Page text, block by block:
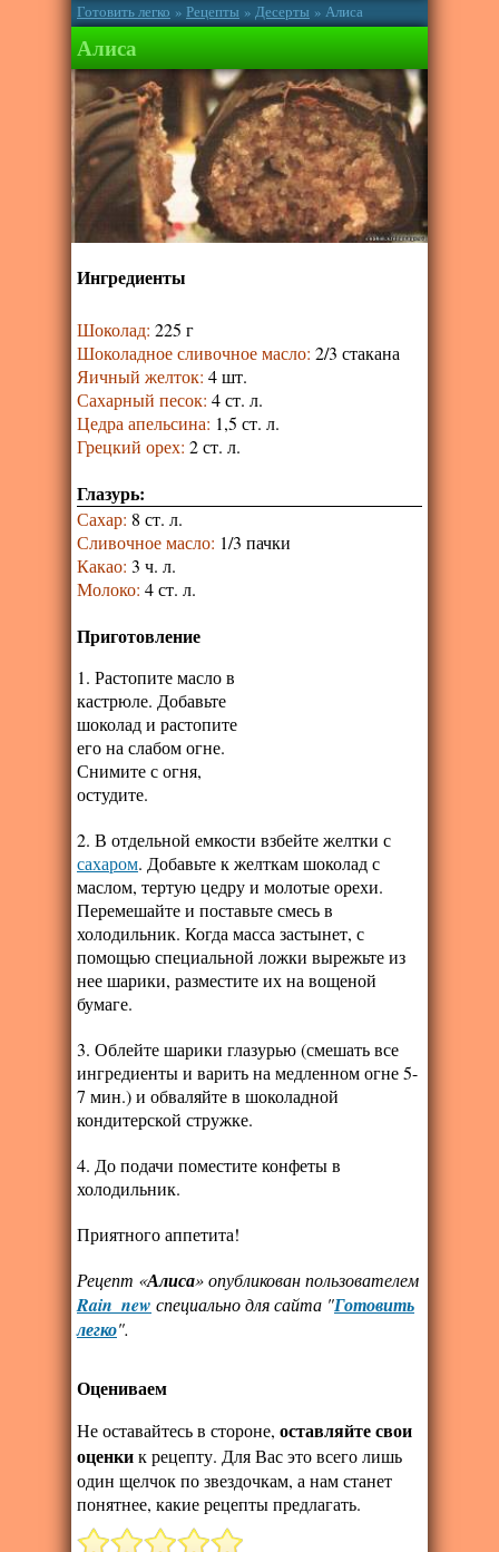
Готовить легко » Рецепты » Десерты » Алиса
Алиса
Ингредиенты
Шоколад: 225 г
Шоколадное сливочное масло: 2/3 стакана
Яичный желток: 4 шт.
Сахарный песок: 4 ст. л.
Цедра апельсина: 1,5 ст. л.
Грецкий орех: 2 ст. л.
Глазурь:
Сахар: 8 ст. л.
Сливочное масло: 1/3 пачки
Какао: 3 ч. л.
Молоко: 4 ст. л.
Приготовление
1. Растопите масло в
кастрюле. Добавьте
шоколад и растопите
его на слабом огне.
Снимите с огня,
остудите.
2. В отдельной емкости взбейте желтки с
сахаром. Добавьте к желткам шоколад с
маслом, тертую цедру и молотые орехи.
Перемешайте и поставьте смесь в
холодильник. Когда масса застынет, с
помощью специальной ложки вырежьте из
нее шарики, разместите их на вощеной
бумаге.
3. Облейте шарики глазурью (смешать все
ингредиенты и варить на медленном огне 5-
7 мин.) и обваляйте в шоколадной
кондитерской стружке.
4. До подачи поместите конфеты в
холодильник.
Приятного аппетита!
Рецепт «Алиса» опубликован пользователем
Rain_new специально для сайта "Готовить
легко".
Оцениваем
Не оставайтесь в стороне, оставляйте свои
оценкик рецепту. Для Вас это всего лишь
один щелчок по звездочкам, а нам станет
понятнее, какие рецепты предлагать.